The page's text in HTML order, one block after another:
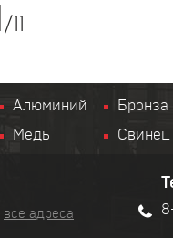
/
Алюминий Бронза
Медь
Свинец
все адреса